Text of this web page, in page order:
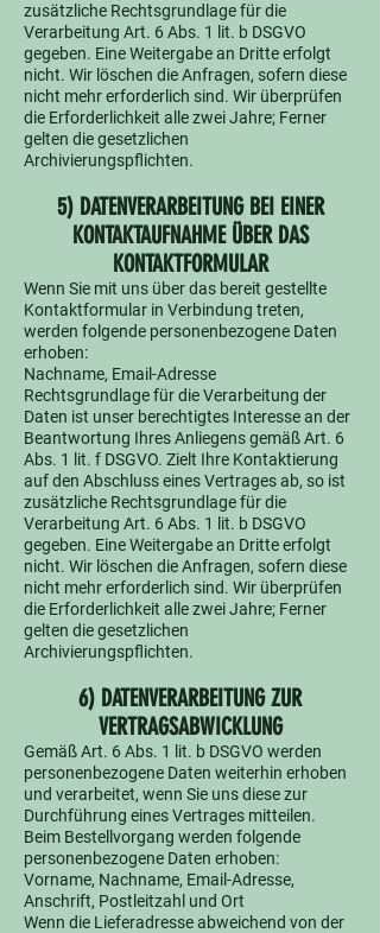
zusätzliche Rechtsgrundlage für die
Verarbeitung Art. 6 Abs. 1 lit. b DSGVO
gegeben. Eine Weitergabe an Dritte erfolgt
nicht. Wir löschen die Anfragen, sofern diese
nicht mehr erforderlich sind. Wir überprüfen
die Erforderlichkeit alle zwei Jahre; Ferner
gelten die gesetzlichen
Archivierungspflichten.
5) DATENVERARBEITUNG BEI EINER
KONTAKTAUFNAHME ÜBER DAS
KONTAKTFORMULAR
Wenn Sie mit uns über das bereit gestellte
Kontaktformular in Verbindung treten,
werden folgende personenbezogene Daten
erhoben:
Nachname, Email-Adresse
Rechtsgrundlage für die Verarbeitung der
Daten ist unser berechtigtes Interesse an der
Beantwortung Ihres Anliegens gemäß Art. 6
Abs. 1 lit. f DSGVO. Zielt Ihre Kontaktierung
auf den Abschluss eines Vertrages ab, so ist
zusätzliche Rechtsgrundlage für die
Verarbeitung Art. 6 Abs. 1 lit. b DSGVO
gegeben. Eine Weitergabe an Dritte erfolgt
nicht. Wir löschen die Anfragen, sofern diese
nicht mehr erforderlich sind. Wir überprüfen
die Erforderlichkeit alle zwei Jahre; Ferner
gelten die gesetzlichen
Archivierungspflichten.
6) DATENVERARBEITUNG ZUR
VERTRAGSABWICKLUNG
Gemäß Art. 6 Abs. 1 lit. b DSGVO werden
personenbezogene Daten weiterhin erhoben
und verarbeitet, wenn Sie uns diese zur
Durchführung eines Vertrages mitteilen.
Beim Bestellvorgang werden folgende
personenbezogene Daten erhoben:
Vorname, Nachname, Email-Adresse,
Anschrift, Postleitzahl und Ort
Wenn die Lieferadresse abweichend von der